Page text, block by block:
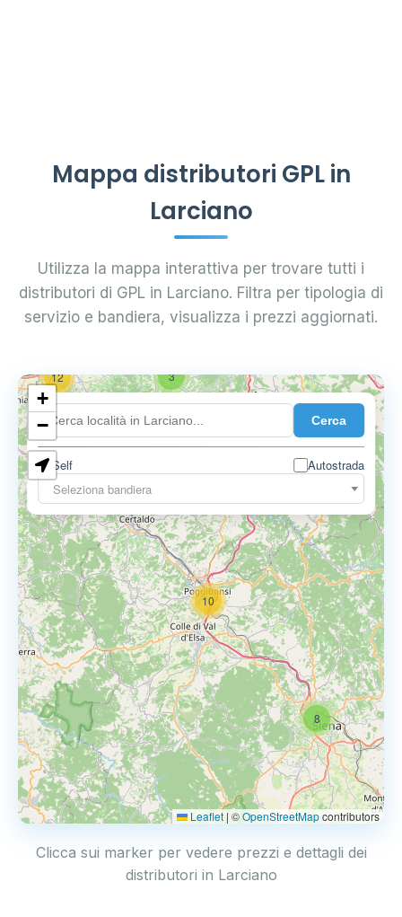
Mappa distributori GPL in
Larciano
Utilizza la mappa interattiva per trovare tutti i
distributori di GPL in Larciano. Filtra per tipologia di
servizio e bandiera, visualizza i prezzi aggiornati.
Cerca
Self
Autostrada
Seleziona bandiera
8
3
10
3
3
12
+
−
Leaflet | ©OpenStreetMapcontributors
Clicca sui marker per vedere prezzi e dettagli dei
distributori in Larciano